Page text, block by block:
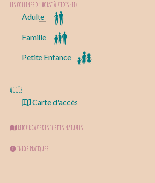
LES COLLINES DU HORST À RIEDISHEIM
Adulte
Famille
Petite Enfance
ACCÈS
Carte d'accès
RETOUR CARTE DES 11 SITES NATURELS
INFOS PRATIQUES